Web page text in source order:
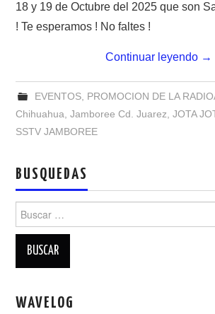
PLAN DE BANDAS DE
RADIOAFICIONADOS EN MEXICO
PROMOCIÓN DE LA RADIO AFICIÓN
SOLICITUD DE INGRESO
SOTA Y POTA
W5WIN
18 y 19 de Octubre del 2025 que son
! Te esperamos ! No faltes !
Continuar leyendo →
EVENTOS, PROMOCION DE LA
Chihuahua,Jamboree Cd. Juarez,JOTA
SSTV JAMBOREE
BUSQUEDAS
Buscar:
WAVELOG